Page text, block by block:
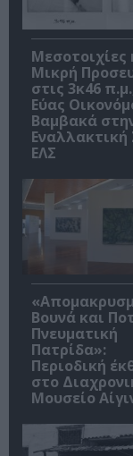
Μεσοτοιχίες
Μικρή
στις 3κ46
Εύας
Βαμβακά
Εναλλακτική
ΕΛΣ
Βουνά και
Πνευματική
Πατρίδα»:
Περιοδική
στο
Μουσείο